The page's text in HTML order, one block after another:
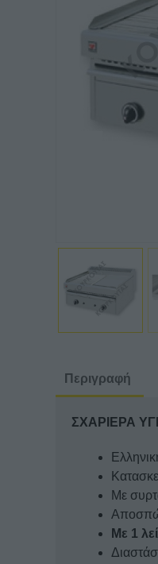
Περιγραφή
ΣΧΑΡΙΕΡΑ
Με
Με 1